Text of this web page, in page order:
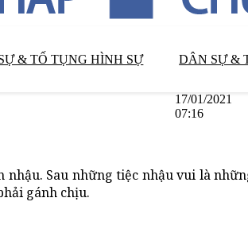
& TỐ TỤNG HÌNH SỰ DÂN SỰ &
17/01/2021
07:16
Sau những tiệc nhậu vui là
gánh chịu.